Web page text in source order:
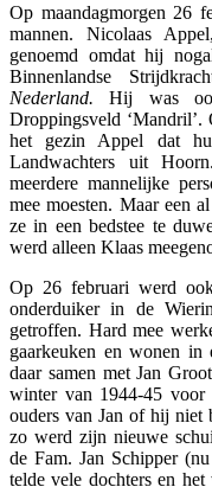
Op maandagmorgen 26
mannen. Nicolaas
genoemd omdat hij
Binnenlandse
Nederland. Hij was
Droppingsveld ‘Mandril’.
het gezin Appel dat
Landwachters uit
meerdere mannelijke
mee moesten. Maar een
ze in een bedstee te
werd alleen Klaas
Op 26 februari werd
onderduiker in de
getroffen. Hard mee
gaarkeuken en wonen in
daar samen met Jan
winter van 1944-45 voor
ouders van Jan of hij niet
zo werd zijn nieuwe
de Fam. Jan Schipper
telde vele dochters en